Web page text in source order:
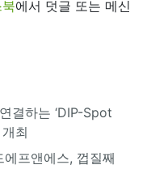
에서 덧글 또는 메신
결하는 ‘DIP-Spot
최
프앤에스, 껍질째